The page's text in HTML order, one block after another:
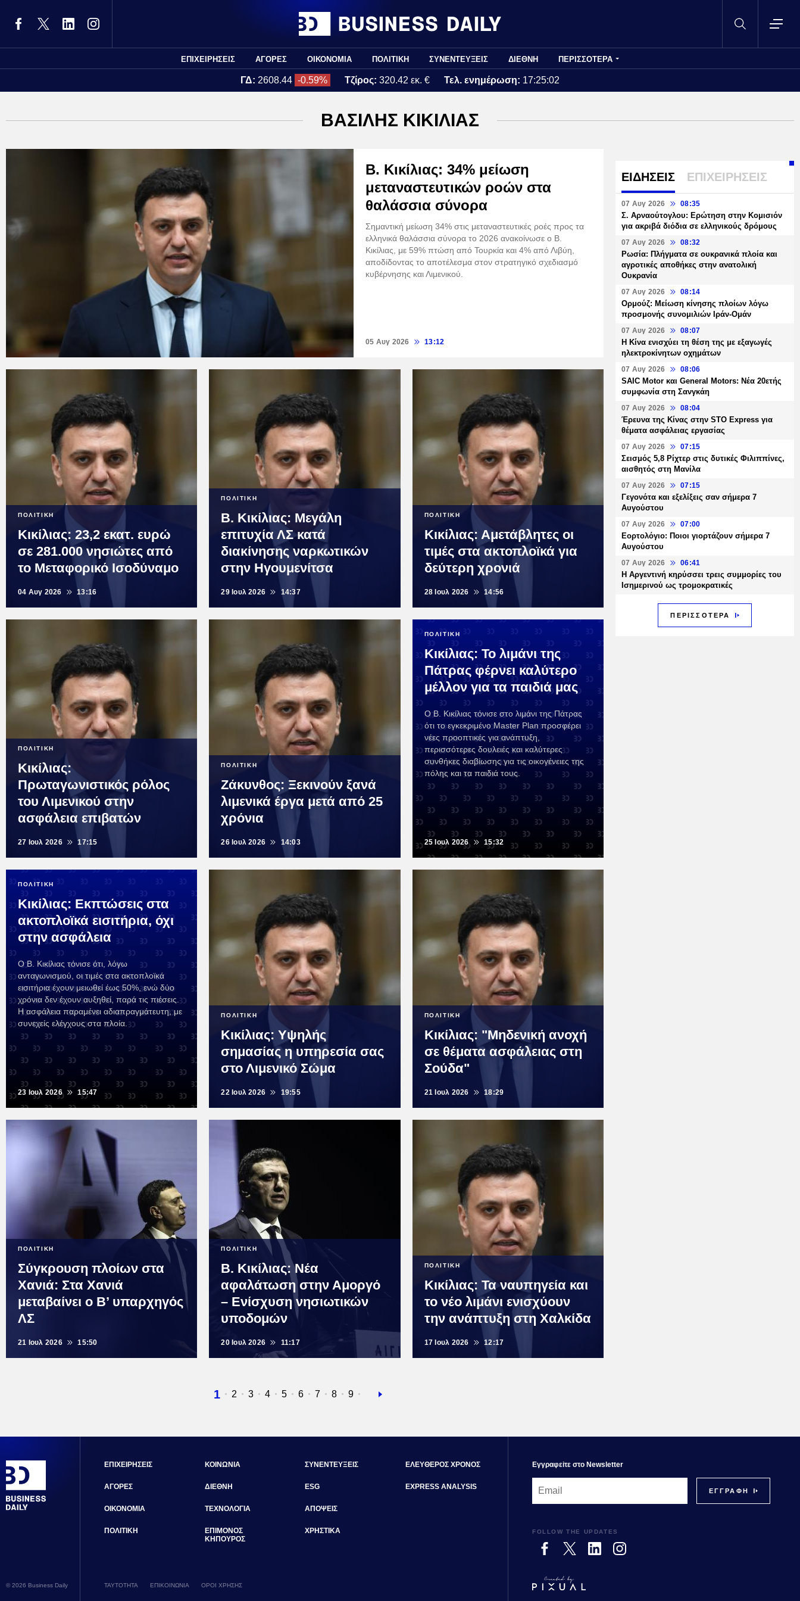
ΕΠΙΧΕΙΡΗΣΕΙΣ ΑΓΟΡΕΣ ΟΙΚΟΝΟΜΙΑ ΠΟΛΙΤΙΚΗ ΣΥΝΕΝΤΕΥΞΕΙΣ ΔΙΕΘΝΗ ΠΕΡΙΣΣΟΤΕΡΑ
ΓΔ: 2608.44 -0.59% Τζίρος: 320.42 εκ. € Τελ. ενημέρωση: 17:25:02
ΒΑΣΙΛΗΣ ΚΙΚΙΛΙΑΣ
Β. Κικίλιας: 34% μείωση
μεταναστευτικών ροών στα
θαλάσσια σύνορα
Σημαντική μείωση 34% στις μεταναστευτικές ροές προς τα
ελληνικά θαλάσσια σύνορα το 2026 ανακοίνωσε ο Β.
Κικίλιας, με 59% πτώση από Τουρκία και 4% από Λιβύη,
αποδίδοντας το αποτέλεσμα στον στρατηγικό σχεδιασμό
κυβέρνησης και Λιμενικού.
05 Αυγ 2026 13:12
ΠΟΛΙΤΙΚΗ
Κικίλιας: 23,2 εκατ. ευρώ
σε 281.000 νησιώτες από
το Μεταφορικό Ισοδύναμο
04 Αυγ 2026 13:16
ΠΟΛΙΤΙΚΗ
Β. Κικίλιας: Μεγάλη
επιτυχία ΛΣ κατά
διακίνησης ναρκωτικών
στην Ηγουμενίτσα
29 Ιουλ 2026 14:37
ΠΟΛΙΤΙΚΗ
Κικίλιας: Αμετάβλητες οι
τιμές στα ακτοπλοϊκά για
δεύτερη χρονιά
28 Ιουλ 2026 14:56
ΠΟΛΙΤΙΚΗ
Κικίλιας:
Πρωταγωνιστικός ρόλος
του Λιμενικού στην
ασφάλεια επιβατών
27 Ιουλ 2026 17:15
ΠΟΛΙΤΙΚΗ
Ζάκυνθος: Ξεκινούν ξανά
λιμενικά έργα μετά από 25
χρόνια
26 Ιουλ 2026 14:03
ΠΟΛΙΤΙΚΗ
Κικίλιας: Το λιμάνι της
Πάτρας φέρνει καλύτερο
μέλλον για τα παιδιά μας
Ο Β. Κικίλιας τόνισε στο λιμάνι της Πάτρας
ότι το εγκεκριμένο Master Plan προσφέρει
νέες προοπτικές για ανάπτυξη,
περισσότερες δουλειές και καλύτερες
συνθήκες διαβίωσης για τις οικογένειες της
πόλης και τα παιδιά τους.
25 Ιουλ 2026 15:32
ΠΟΛΙΤΙΚΗ
Κικίλιας: Εκπτώσεις στα
ακτοπλοϊκά εισιτήρια, όχι
στην ασφάλεια
Ο Β. Κικίλιας τόνισε ότι, λόγω
ανταγωνισμού, οι τιμές στα ακτοπλοϊκά
εισιτήρια έχουν μειωθεί έως 50%, ενώ δύο
χρόνια δεν έχουν αυξηθεί, παρά τις πιέσεις.
Η ασφάλεια παραμένει αδιαπραγμάτευτη, με
συνεχείς ελέγχους στα πλοία.
23 Ιουλ 2026 15:47
ΠΟΛΙΤΙΚΗ
Κικίλιας: Υψηλής
σημασίας η υπηρεσία σας
στο Λιμενικό Σώμα
22 Ιουλ 2026 19:55
ΠΟΛΙΤΙΚΗ
Κικίλιας: "Μηδενική ανοχή
σε θέματα ασφάλειας στη
Σούδα"
21 Ιουλ 2026 18:29
ΠΟΛΙΤΙΚΗ
Σύγκρουση πλοίων στα
Χανιά: Στα Χανιά
μεταβαίνει ο Β’ υπαρχηγός
ΛΣ
21 Ιουλ 2026 15:50
ΠΟΛΙΤΙΚΗ
Β. Κικίλιας: Νέα
αφαλάτωση στην Αμοργό
– Ενίσχυση νησιωτικών
υποδομών
20 Ιουλ 2026 11:17
ΠΟΛΙΤΙΚΗ
Κικίλιας: Τα ναυπηγεία και
το νέο λιμάνι ενισχύουν
την ανάπτυξη στη Χαλκίδα
17 Ιουλ 2026 12:17
Τρέχουσα
1 Σελίδα
2 Σελίδα
3 Σελίδα
4 Σελίδα
5 Σελίδα
6 Σελίδα
7 Σελίδα
8 Σελίδα
9
Next
ΕΙΔΗΣΕΙΣ ΕΠΙΧΕΙΡΗΣΕΙΣ
07 Αυγ 2026 08:35
Σ. Αρναούτογλου: Ερώτηση στην Κομισιόν
για ακριβά διόδια σε ελληνικούς δρόμους
07 Αυγ 2026 08:32
Ρωσία: Πλήγματα σε ουκρανικά πλοία και
αγροτικές αποθήκες στην ανατολική
Ουκρανία
07 Αυγ 2026 08:14
Ορμούζ: Μείωση κίνησης πλοίων λόγω
προσμονής συνομιλιών Ιράν-Ομάν
07 Αυγ 2026 08:07
Η Κίνα ενισχύει τη θέση της με εξαγωγές
ηλεκτροκίνητων οχημάτων
07 Αυγ 2026 08:06
SAIC Motor και General Motors: Νέα 20ετής
συμφωνία στη Σανγκάη
07 Αυγ 2026 08:04
Έρευνα της Κίνας στην STO Express για
θέματα ασφάλειας εργασίας
07 Αυγ 2026 07:15
Σεισμός 5,8 Ρίχτερ στις δυτικές Φιλιππίνες,
αισθητός στη Μανίλα
07 Αυγ 2026 07:15
Γεγονότα και εξελίξεις σαν σήμερα 7
Αυγούστου
07 Αυγ 2026 07:00
Εορτολόγιο: Ποιοι γιορτάζουν σήμερα 7
Αυγούστου
07 Αυγ 2026 06:41
Η Αργεντινή κηρύσσει τρεις συμμορίες του
Ισημερινού ως τρομοκρατικές
ΠΕΡΙΣΣΟΤΕΡΑ
ΕΠΙΧΕΙΡΗΣΕΙΣ
ΑΓΟΡΕΣ
ΟΙΚΟΝΟΜΙΑ
ΠΟΛΙΤΙΚΗ
ΚΟΙΝΩΝΙΑ
ΔΙΕΘΝΗ
ΤΕΧΝΟΛΟΓΙΑ
ΕΠΙΜΟΝΟΣ
ΚΗΠΟΥΡΟΣ
ΣΥΝΕΝΤΕΥΞΕΙΣ
ESG
ΑΠΟΨΕΙΣ
ΧΡΗΣΤΙΚΑ
ΕΛΕΥΘΕΡΟΣ ΧΡΟΝΟΣ
EXPRESS ANALYSIS
FOLLOW THE UPDATES
Εγγραφεiτε στο Newsletter
ΤΑΥΤΟΤΗΤΑ ΕΠΙΚΟΙΝΩΝΙΑ ΟΡΟΙ ΧΡΗΣΗΣ
© 2026 Business Daily